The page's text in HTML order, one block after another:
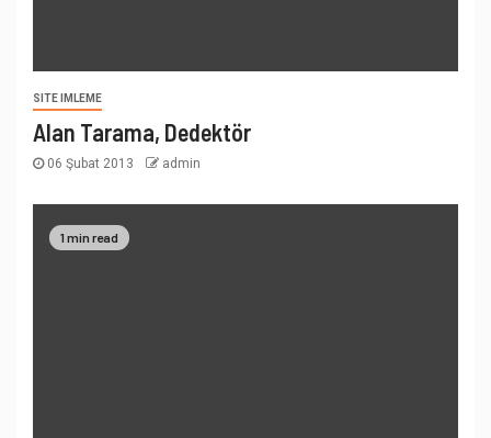
SITE IMLEME
Alan Tarama, Dedektör
06 Şubat 2013 admin
1 min read